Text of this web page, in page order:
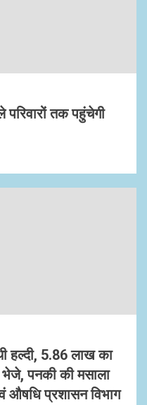
तक पहुंचेगी
हल्दी, 5.86 लाख का
पनकी की मसाला
औषधि प्रशासन विभाग